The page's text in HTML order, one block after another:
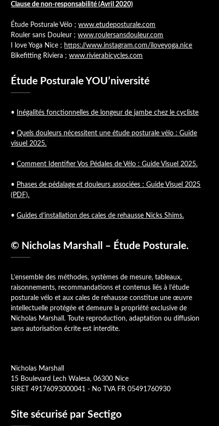
Clause de non-responsabilité (Avril 2020)
Étude Posturale Vélo ;www.etudeposturale.com
Rouler sans Douleur ;www.roulersansdouleur.com
I love Yoga Nice ; https://www.instagram.com/iloveyoga.nice
Bikefitting Riviera ;www.rivierabicycles.com
Étude Posturale YOU’niversité
• Inégalités fonctionnelles de longeur de jambe chez le cycliste
•Quels douleurs nécessitent une étude posturale vélo : Guide
visuel 2025.
•Comment Identifier Vos Pédales de Vélo : Guide Visuel 2025.
• Phases de pédalage et douleurs associées : Guide Visuel 2025
(PDF).
•Guides d’installation des cales de rehausse Nicks Shims.
© Nicholas Marshall – Étude Posturale.
L’ensemble des méthodes, systèmes de mesure, tableaux,
raisonnements, recommandations et contenus liés à l’étude
posturale vélo et aux cales de rehausse constitue une œuvre
intellectuelle protégée et demeure la propriété exclusive de
Nicholas Marshall. Toute reproduction, adaptation ou diffusion
sans autorisation écrite est interdite.
Nicholas Marshall
15 Boulevard Lech Walesa, 06300 Nice
SIRET 49176093000041 - No TVA FR 05491760930
Site sécurisé par Sectigo